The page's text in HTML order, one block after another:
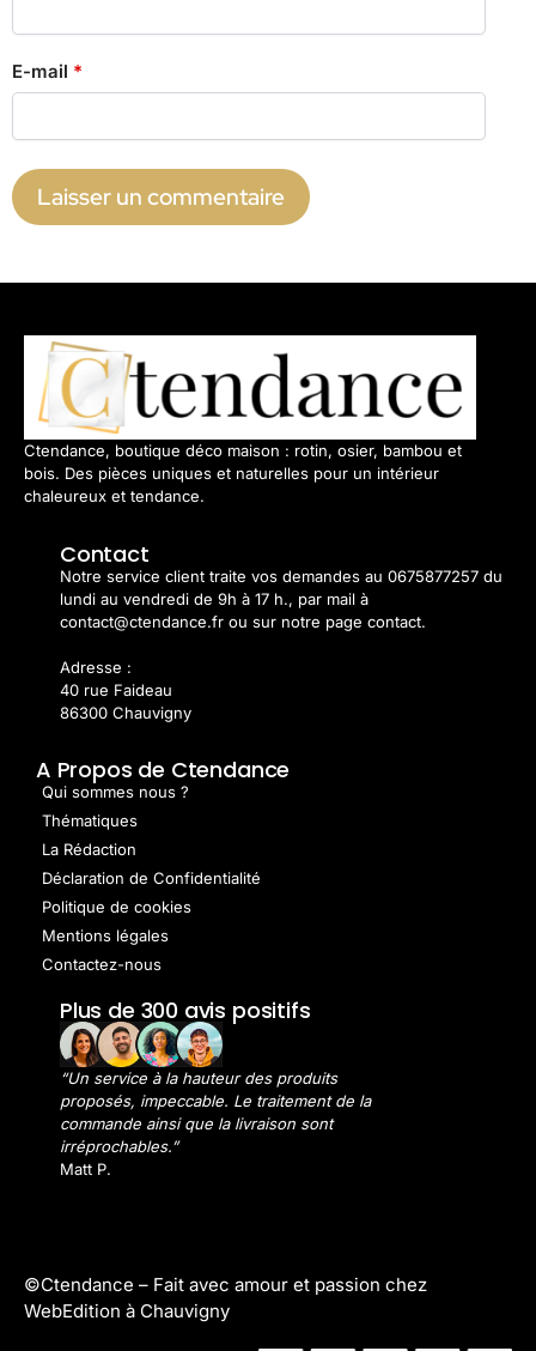
E-mail *
Ctendance, boutique déco maison : rotin, osier, bambou et
bois. Des pièces uniques et naturelles pour un intérieur
chaleureux et tendance.
Contact
Notre service client traite vos demandes au 0675877257 du
lundi au vendredi de 9h à 17 h., par mail à
contact@ctendance.fr ou sur notre page contact.
Adresse :
40 rue Faideau
86300 Chauvigny
A Propos de Ctendance
Qui sommes nous ?
Thématiques
La Rédaction
Déclaration de Confidentialité
Politique de cookies
Mentions légales
Contactez-nous
Plus de 300 avis positifs
“Un service à la hauteur des produits
proposés, impeccable. Le traitement de la
commande ainsi que la livraison sont
irréprochables.”
Matt P.
©Ctendance – Fait avec amour et passion chez
WebEdition à Chauvigny